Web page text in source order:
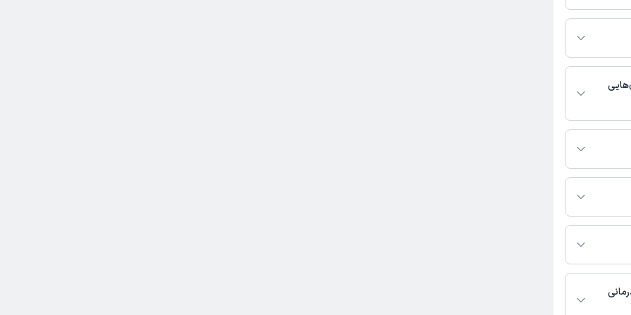
دکترتو
صورت فعال بودن
پزشکی و
فعالیت
حسنی به شرح زیر